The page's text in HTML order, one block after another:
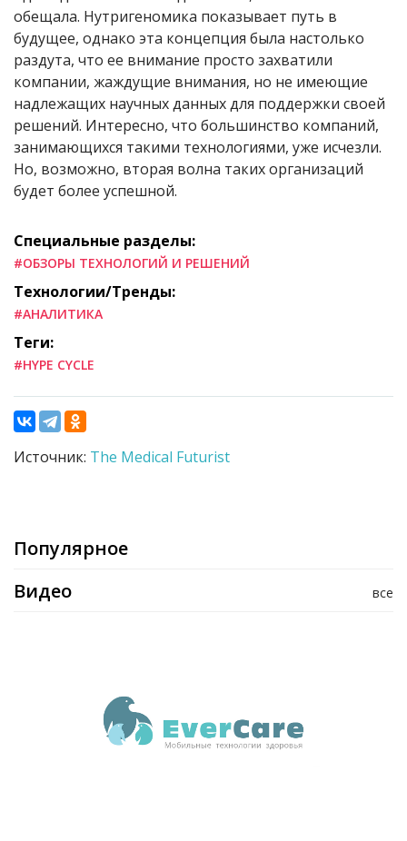
обещала. Нутригеномика показывает путь в
будущее, однако эта концепция была настолько
раздута, что ее внимание просто захватили
компании, жаждущие внимания, но не имеющие
надлежащих научных данных для поддержки своей
решений. Интересно, что большинство компаний,
занимающихся такими технологиями, уже исчезли.
Но, возможно, вторая волна таких организаций
будет более успешной.
Специальные разделы:
#ОБЗОРЫ ТЕХНОЛОГИЙ И РЕШЕНИЙ
Технологии/Тренды:
#АНАЛИТИКА
Теги:
#HYPE CYCLE
Источник: The Medical Futurist
Популярное
все
Видео